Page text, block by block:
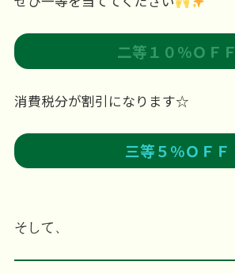
二等１０％ＯＦＦ
消費税分が割引になります☆
三等５％ＯＦＦ
そして、